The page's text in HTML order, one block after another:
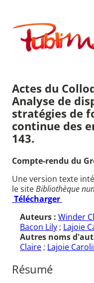
contenu
Publimath
Actes du
Analyse de
stratégies de
continue des
143.
Compte-rendu du
Une version texte
le siteBibliothèque
Télécharger
Auteurs : Winder
Bacon Lily ; Lajoie
Autres noms
Claire ; Lajoie
Résumé